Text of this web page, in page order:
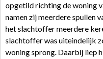
opgetild richting de woning
namen zij meerdere spullen
het slachtoffer meerdere
slachtoffer was uiteindelijk
woning sprong. Daarbij liep